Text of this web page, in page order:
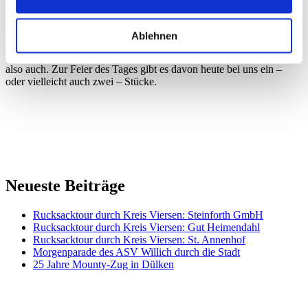
Ablehnen
eigenen Leben hinterlassen haben.
Lieblingskuchen – schwedischer Nusskuchen. Geschmack hatte er
also auch. Zur Feier des Tages gibt es davon heute bei uns ein –
oder vielleicht auch zwei – Stücke.
Neueste Beiträge
Rucksacktour durch Kreis Viersen: Steinforth GmbH
Rucksacktour durch Kreis Viersen: Gut Heimendahl
Rucksacktour durch Kreis Viersen: St. Annenhof
Morgenparade des ASV Willich durch die Stadt
25 Jahre Mounty-Zug in Dülken